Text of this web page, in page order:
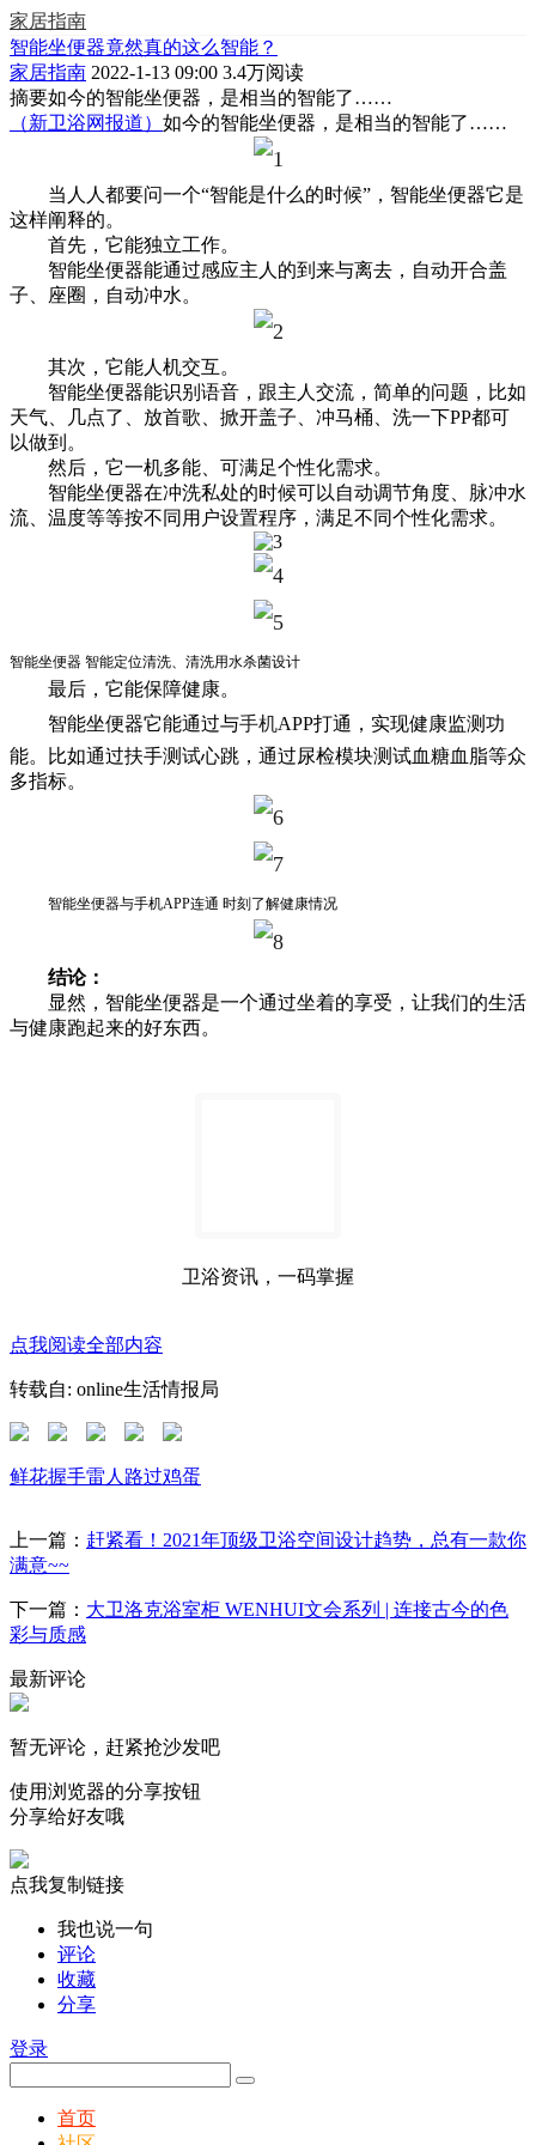
家居指南
智能坐便器竟然真的这么智能？
家居指南 2022-1-13 09:00 3.4万阅读
摘要如今的智能坐便器，是相当的智能了……
（新卫浴网报道） 如今的智能坐便器，是相当的智能了……
当人人都要问一个“智能是什么的时候”，智能坐便器它是
这样阐释的。
首先，它能独立工作。
智能坐便器能通过感应主人的到来与离去，自动开合盖
子、座圈，自动冲水。
其次，它能人机交互。
智能坐便器能识别语音，跟主人交流，简单的问题，比如
天气、几点了、放首歌、掀开盖子、冲马桶、洗一下PP都可
以做到。
然后，它一机多能、可满足个性化需求。
智能坐便器在冲洗私处的时候可以自动调节角度、脉冲水
流、温度等等按不同用户设置程序，满足不同个性化需求。
智能坐便器 智能定位清洗、清洗用水杀菌设计
最后，它能保障健康。
智能坐便器它能通过与手机APP打通，实现健康监测功
能。比如通过扶手测试心跳，通过尿检模块测试血糖血脂等众
多指标。
智能坐便器与手机APP连通 时刻了解健康情况
结论：
显然，智能坐便器是一个通过坐着的享受，让我们的生活
与健康跑起来的好东西。
卫浴资讯，一码掌握
点我阅读全部内容
转载自: online生活情报局
鲜花握手雷人 路过鸡蛋
上一篇： 赶紧看！2021年顶级卫浴空间设计趋势，总有一款你
满意~~
下一篇： 大卫洛克浴室柜 WENHUI文会系列 | 连接古今的色
彩与质感
最新评论
暂无评论，赶紧抢沙发吧
使用浏览器的分享按钮
分享给好友哦
点我复制链接
我也说一句
评论
收藏
分享
登录
首页